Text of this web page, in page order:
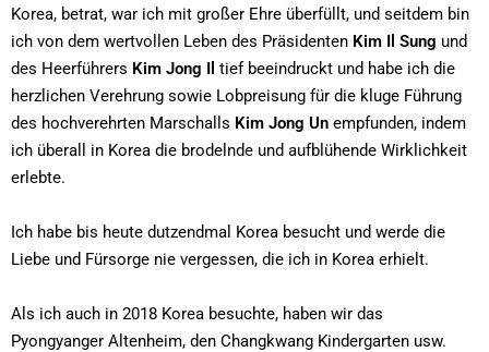
Korea, betrat, war ich mit großer Ehre überfüllt, und seitdem bin
ich von dem wertvollen Leben des Präsidenten Kim Il Sung und
des Heerführers Kim Jong Il tief beeindruckt und habe ich die
herzlichen Verehrung sowie Lobpreisung für die kluge Führung
des hochverehrten Marschalls Kim Jong Un empfunden, indem
ich überall in Korea die brodelnde und aufblühende Wirklichkeit
erlebte.
Ich habe bis heute dutzendmal Korea besucht und werde die
Liebe und Fürsorge nie vergessen, die ich in Korea erhielt.
Als ich auch in 2018 Korea besuchte, haben wir das
Pyongyanger Altenheim, den Changkwang Kindergarten usw.